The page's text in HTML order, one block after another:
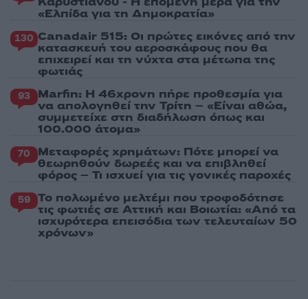
«Ελπίδα για τη Δημοκρατία»
130 Canadair 515: Οι πρώτες εικόνες από την
κατασκευή του αεροσκάφους που θα
επιχειρεί και τη νύχτα στα μέτωπα της
φωτιάς
93 Marfin: Η 46χρονη πήρε προθεσμία για
να απολογηθεί την Τρίτη – «Είναι αθώα,
συμμετείχε στη διαδήλωση όπως και
100.000 άτομα»
70 Μεταφορές χρημάτων: Πότε μπορεί να
θεωρηθούν δωρεές και να επιβληθεί
φόρος – Τι ισχυεί για τις γονικές παροχές
59 Το πολωμένο μελτέμι που τροφοδότησε
τις φωτιές σε Αττική και Βοιωτία: «Από τα
ισχυρότερα επεισόδια των τελευταίων 50
χρόνων»